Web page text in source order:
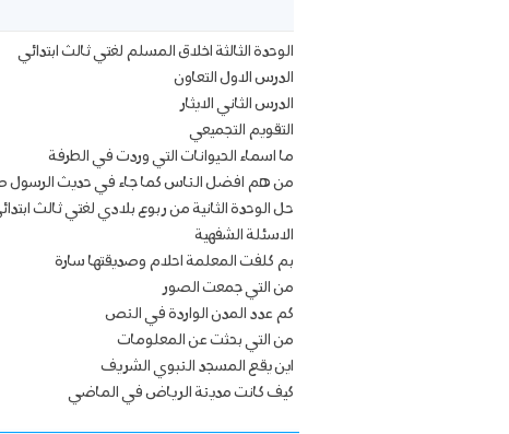
الوحدة الثالثة اخلاق المسلم لغتي ثالث ابتدائي
الدرس الاول التعاون
الدرس الثاني الايثار
التقويم التجميعي
ما اسماء الحيوانات التي وردت في الطرفة
من هم افضل الناس كما جاء في حديث الرسول
حل الوحدة الثانية من ربوع بلادي لغتي ثالث
الاسئلة الشفهية
بم كلفت المعلمة احلام وصديقتها سارة
من التي جمعت الصور
كم عدد المدن الواردة في النص
من التي بحثت عن المعلومات
اين يقع المسجد النبوي الشريف
كيف كانت مدينة الرياض في الماضي